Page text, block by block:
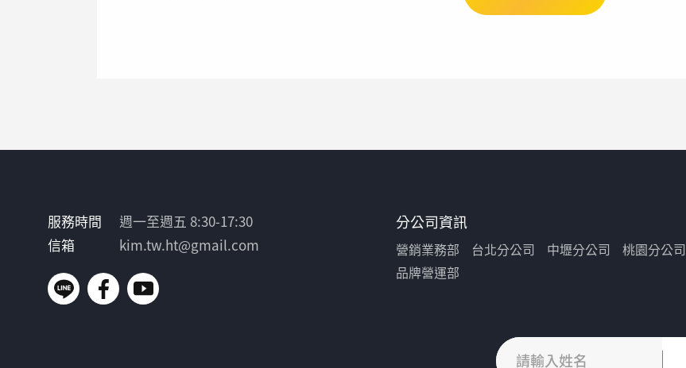
服務時間
週一至週五 8:30-17:30
信箱
kim.tw.ht@gmail.com
分公司資訊
營銷業務部 台北分公司 中壢分公司 桃園分公司
品牌營運部